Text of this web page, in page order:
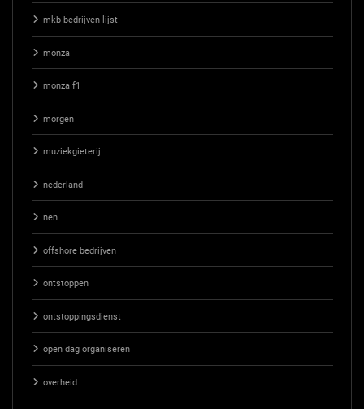
mkb bedrijven lijst
monza
monza f1
morgen
muziekgieterij
nederland
nen
offshore bedrijven
ontstoppen
ontstoppingsdienst
open dag organiseren
overheid